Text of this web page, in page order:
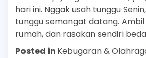
hari ini. Nggak usah tunggu
tunggu semangat datang.
rumah, dan rasakan sendiri
Posted in Kebugaran &